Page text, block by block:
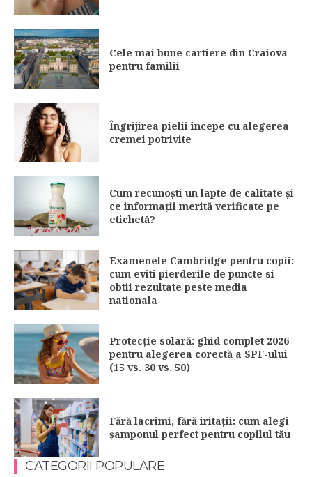
Cele mai bune cartiere din Craiova
pentru familii
Îngrijirea pielii începe cu alegerea
cremei potrivite
Cum recunoști un lapte de calitate și
ce informații merită verificate pe
etichetă?
Examenele Cambridge pentru copii:
cum eviti pierderile de puncte si
obtii rezultate peste media
nationala
Protecție solară: ghid complet 2026
pentru alegerea corectă a SPF-ului
(15 vs. 30 vs. 50)
Fără lacrimi, fără iritații: cum alegi
șamponul perfect pentru copilul tău
CATEGORII POPULARE